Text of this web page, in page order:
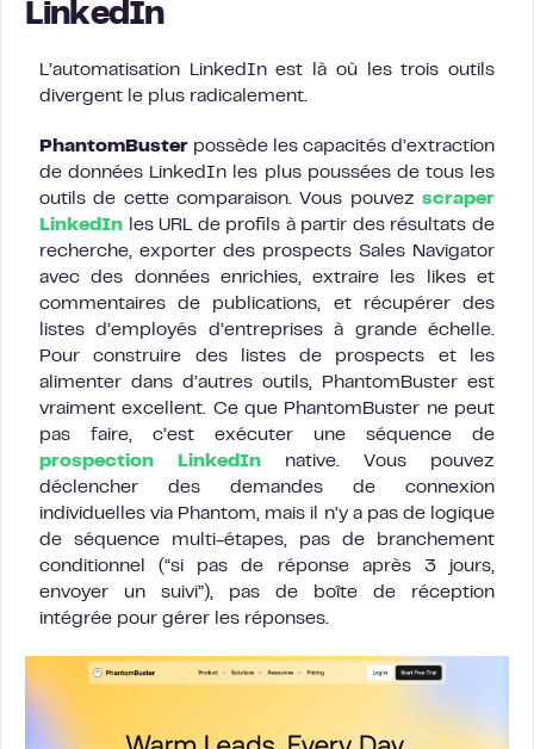
LinkedIn
L’automatisation LinkedIn est là où les trois outils
divergent le plus radicalement.
PhantomBuster possède les capacités d’extraction
de données LinkedIn les plus poussées de tous les
outils de cette comparaison. Vous pouvez scraper
LinkedIn les URL de profils à partir des résultats de
recherche, exporter des prospects Sales Navigator
avec des données enrichies, extraire les likes et
commentaires de publications, et récupérer des
listes d’employés d’entreprises à grande échelle.
Pour construire des listes de prospects et les
alimenter dans d’autres outils, PhantomBuster est
vraiment excellent. Ce que PhantomBuster ne peut
pas faire, c’est exécuter une séquence de
prospection LinkedIn native. Vous pouvez
déclencher des demandes de connexion
individuelles via Phantom, mais il n’y a pas de logique
de séquence multi-étapes, pas de branchement
conditionnel (“si pas de réponse après 3 jours,
envoyer un suivi”), pas de boîte de réception
intégrée pour gérer les réponses.